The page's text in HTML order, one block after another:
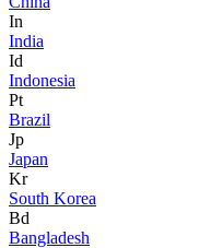
In
India
Id
Indonesia
Pt
Brazil
Jp
Japan
Kr
South Korea
Bd
Bangladesh